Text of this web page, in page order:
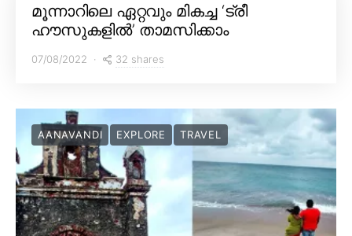
മൂന്നാറിലെ ഏറ്റവും മികച്ച ‘ട്രീ
ഹൗസുകളിൽ’ താമസിക്കാം
07/08/2022 32 shares
AANAVANDI EXPLORE TRAVEL